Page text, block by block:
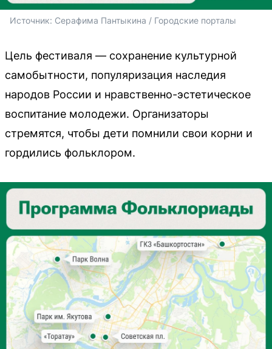
Источник: Серафима Пантыкина / Городские порталы
Цель фестиваля — сохранение культурной
самобытности, популяризация наследия
народов России и нравственно-эстетическое
воспитание молодежи. Организаторы
стремятся, чтобы дети помнили свои корни и
гордились фольклором.